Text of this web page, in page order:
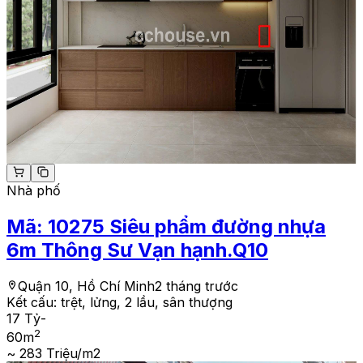
Nhà phố
Mã: 10275 Siêu phẩm đường nhựa
6m Thông Sư Vạn hạnh.Q10
Quận 10, Hồ Chí Minh2 tháng trước
Kết cấu: trệt, lửng, 2 lầu, sân thượng
17 Tỷ-
60m2
~ 283 Triệu/m2